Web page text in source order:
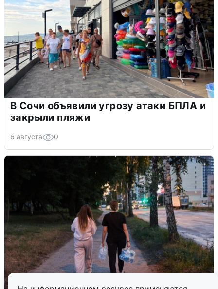
В Сочи объявили угрозу атаки БПЛА и
закрыли пляжи
6 августа 0